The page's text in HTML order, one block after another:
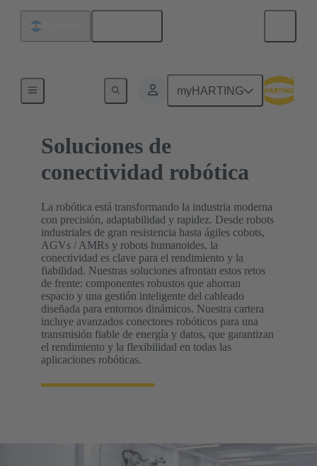
myHARTING
Soluciones de
conectividad robótica
La robótica está transformando la industria moderna
con precisión, adaptabilidad y rapidez. Desde robots
industriales de gran resistencia hasta ágiles cobots,
AGVs / AMRs y robots humanoides, la
conectividad es clave para el rendimiento y la
fiabilidad. Nuestras soluciones afrontan estos retos
de frente: componentes robustos que ahorran
espacio y una gestión inteligente del cableado
diseñada para entornos dinámicos. Nuestra cartera
incluye avanzados conectores robóticos para una
transmisión fiable de energía y datos, que garantizan
el rendimiento y la flexibilidad en todas las
aplicaciones robóticas.